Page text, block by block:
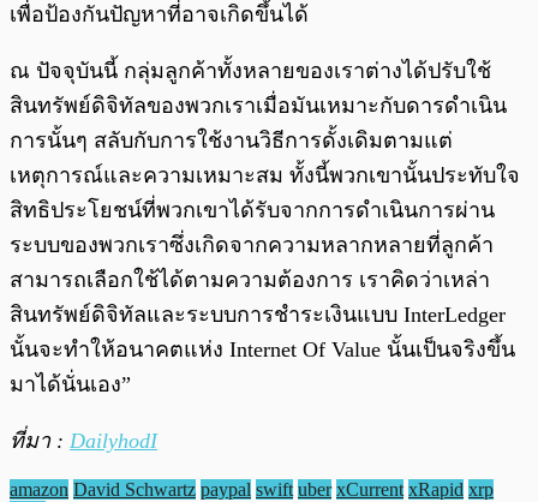
เพื่อป้องกันปัญหาที่อาจเกิดขึ้นได้
ณ ปัจจุบันนี้ กลุ่มลูกค้าทั้งหลายของเราต่างได้ปรับใช้
สินทรัพย์ดิจิทัลของพวกเราเมื่อมันเหมาะกับดารดำเนิน
การนั้นๆ สลับกับการใช้งานวิธีการดั้งเดิมตามแต่
เหตุการณ์และความเหมาะสม ทั้งนี้พวกเขานั้นประทับใจ
สิทธิประโยชน์ที่พวกเขาได้รับจากการดำเนินการผ่าน
ระบบของพวกเราซึ่งเกิดจากความหลากหลายที่ลูกค้า
สามารถเลือกใช้ได้ตามความต้องการ เราคิดว่าเหล่า
สินทรัพย์ดิจิทัลและระบบการชำระเงินแบบ InterLedger
นั้นจะทำให้อนาคตแห่ง Internet Of Value นั้นเป็นจริงขึ้น
มาได้นั่นเอง”
ที่มา : DailyhodI
amazon David Schwartz paypal swift uber xCurrent xRapid xrp